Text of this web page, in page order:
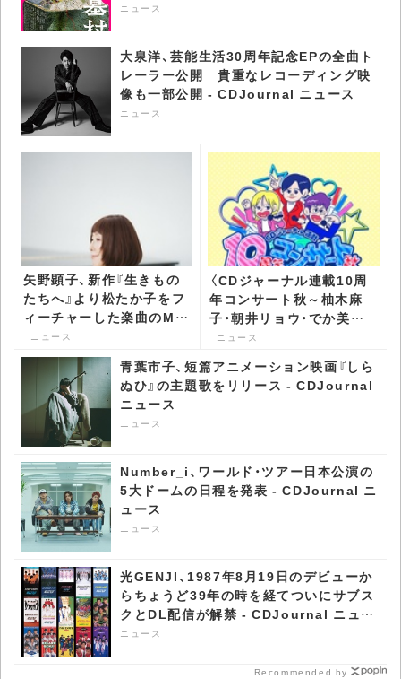
ニュース
大泉洋、芸能生活30周年記念EPの全曲ト
レーラー公開 貴重なレコーディング映
像も一部公開 - CDJournal ニュース
ニュース
矢野顕子、新作『生きもの
たちへ』より松たか子をフ
ィーチャーした楽曲のMV
公開 糸井重里らのコメ
ントも到着 - CDJournal
ニュース
ニュース
〈CDジャーナル連載10周
年コンサート秋～柚木麻
子・朝井リョウ・でか美ち
ゃん 書籍化記念スッペシ
CDJournal ニュース
ニュース
青葉市子、短篇アニメーション映画『しら
ぬひ』の主題歌をリリース - CDJournal
ニュース
ニュース
Number_i、ワールド・ツアー日本公演の
5大ドームの日程を発表 - CDJournal ニ
ュース
ニュース
光GENJI、1987年8月19日のデビューか
らちょうど39年の時を経てついにサブス
クとDL配信が解禁 - CDJournal ニュー
ス
ニュース
Recommended by